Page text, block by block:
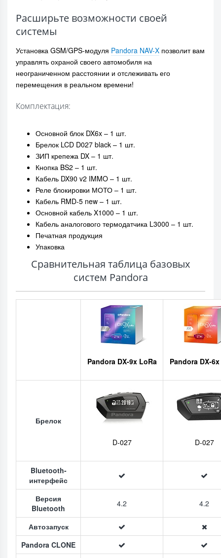
Расширьте возможности своей
системы
Установка GSM/GPS-модуля Pandora NAV-X позволит вам
управлять охраной своего автомобиля на
неограниченном расстоянии и отслеживать его
перемещения в реальном времени!
Комплектация:
Основной блок DX6x – 1 шт.
Брелок LCD D027 black – 1 шт.
ЗИП крепежа DX – 1 шт.
Кнопка BS2 – 1 шт.
Кабель DX90 v2 IMMO – 1 шт.
Реле блокировки МОТО – 1 шт.
Кабель RMD-5 new – 1 шт.
Основной кабель X1000 – 1 шт.
Кабель аналогового термодатчика L3000 – 1 шт.
Печатная продукция
Упаковка
Сравнительная таблица базовых
систем Pandora
Pandora DX-9x LoRa Pandora DX-
Брелок
D-027 D-027
Bluetooth-
интерфейс
Версия
Bluetooth
4.2 4.2
Автозапуск
Pandora CLONE